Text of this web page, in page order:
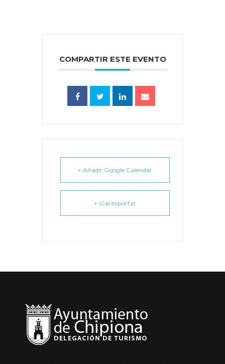
COMPARTIR ESTE EVENTO
+ Añadir Google Calendar
+ iCal exportar